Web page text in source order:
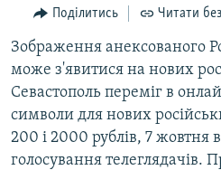
Перейти
пошуку
ПОГЛЯД
ІНТЕРВ'Ю
СПЕЦПРОЕКТИ
ДЕПОРТАЦІЯ
ЯК ОБІЙТИ БЛОКУВАННЯ
Поділитись Читати
Зображення анексованого
може з'явитися на нових
Севастополь переміг в
символи для нових
200 і 2000 рублів, 7 жовтня
голосування телеглядачів.